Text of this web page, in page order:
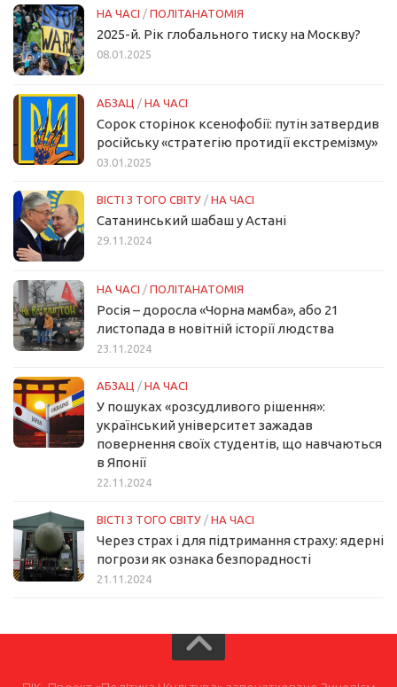
НА ЧАСІ / ПОЛІТАНАТОМІЯ
2025-й. Рік глобального тиску на Москву?
08.01.2025
АБЗАЦ / НА ЧАСІ
Сорок сторінок ксенофобії: путін затвердив
російську «стратегію протидії екстремізму»
03.01.2025
ВІСТІ З ТОГО СВІТУ / НА ЧАСІ
Сатанинський шабаш у Астані
29.11.2024
НА ЧАСІ / ПОЛІТАНАТОМІЯ
Росія – доросла «Чорна мамба», або 21
листопада в новітній історії людства
23.11.2024
АБЗАЦ / НА ЧАСІ
У пошуках «розсудливого рішення»:
український університет зажадав
повернення своїх студентів, що навчаються
в Японії
22.11.2024
ВІСТІ З ТОГО СВІТУ / НА ЧАСІ
Через страх і для підтримання страху: ядерні
погрози як ознака безпорадності
21.11.2024